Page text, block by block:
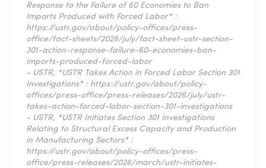
Response to the Failure of 60 Economies to Ban
Imports Produced with Forced Labor* :
https://ustr.gov/about/policy-offices/press-
office/fact-sheets/2026/july/fact-sheet-ustr-section-
301-action-response-failure-60-economies-ban-
imports-produced-forced-labor
- USTR, *USTR Takes Action in Forced Labor Section 301
Investigations* : https://ustr.gov/about/policy-
offices/press-office/press-releases/2026/july/ustr-
takes-action-forced-labor-section-301-investigations
- USTR, *USTR Initiates Section 301 Investigations
Relating to Structural Excess Capacity and Production
in Manufacturing Sectors* :
https://ustr.gov/about/policy-offices/press-
office/press-releases/2026/march/ustr-initiates-